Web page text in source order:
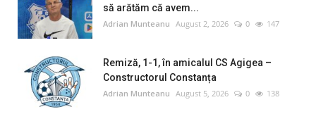
să arătăm că avem...
Adrian Munteanu August 2, 2026 0 147
Remiză, 1-1, în amicalul CS Agigea –
Constructorul Constanța
Adrian Munteanu August 5, 2026 0 138